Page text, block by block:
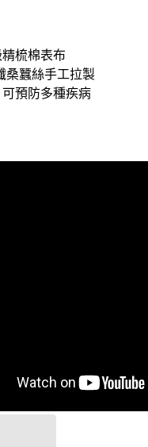
梳棉表布
桑蠶絲手工拉製
預防多種疾病